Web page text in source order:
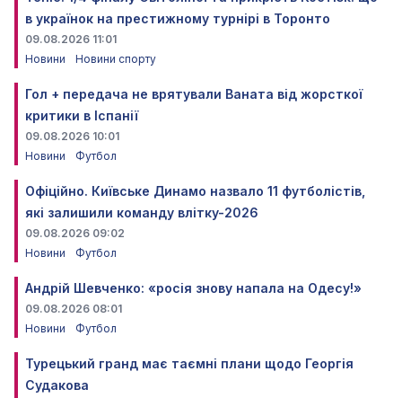
в українок на престижному турнірі в Торонто
09.08.2026 11:01
Новини
Новини спорту
Гол + передача не врятували Ваната від жорсткої
критики в Іспанії
09.08.2026 10:01
Новини
Футбол
Офіційно. Київське Динамо назвало 11 футболістів,
які залишили команду влітку-2026
09.08.2026 09:02
Новини
Футбол
Андрій Шевченко: «росія знову напала на Одесу!»
09.08.2026 08:01
Новини
Футбол
Турецький гранд має таємні плани щодо Георгія
Судакова